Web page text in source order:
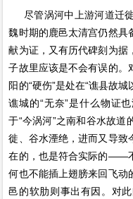
尽管涡河中上游河道迁
魏时期的鹿邑太清宫仍然具
献为证，又有历代碑刻为据
子故里应该是不会有误的。
阳的“硬伤”是处在“谯县故城
谯城的“无奈”是什么物证
于“今涡河”之南和谷水故
徙、谷水湮绝，进而又导致
在的，也是符合实际的——
何也不能插上翅膀来回飞动
邑的软肋则事出有因。对